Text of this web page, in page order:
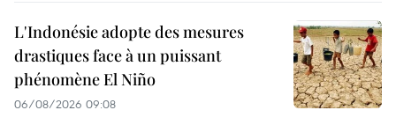
L'Indonésie adopte des mesures
drastiques face à un puissant
phénomène El Niño
06/08/2026 09:08